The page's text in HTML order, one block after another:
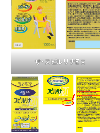
ザ・スピルリナＥＸ